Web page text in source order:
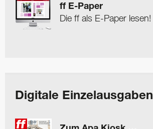
ff E-Paper
Die ff als E-Paper lesen!
Digitale Einzelausgaben